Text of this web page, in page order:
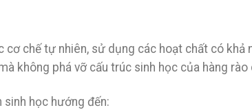
chế tự nhiên, sử dụng các hoạt chất có khả
không phá vỡ cấu trúc sinh học của hàng rào
sinh học hướng đến: